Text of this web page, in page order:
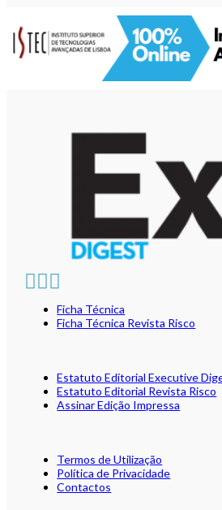
Ficha Técnica
Ficha Técnica Revista Risco
Estatuto Editorial Executive
Estatuto Editorial Revista Risco
Assinar Edição Impressa
Termos de Utilização
Política de Privacidade
Contactos